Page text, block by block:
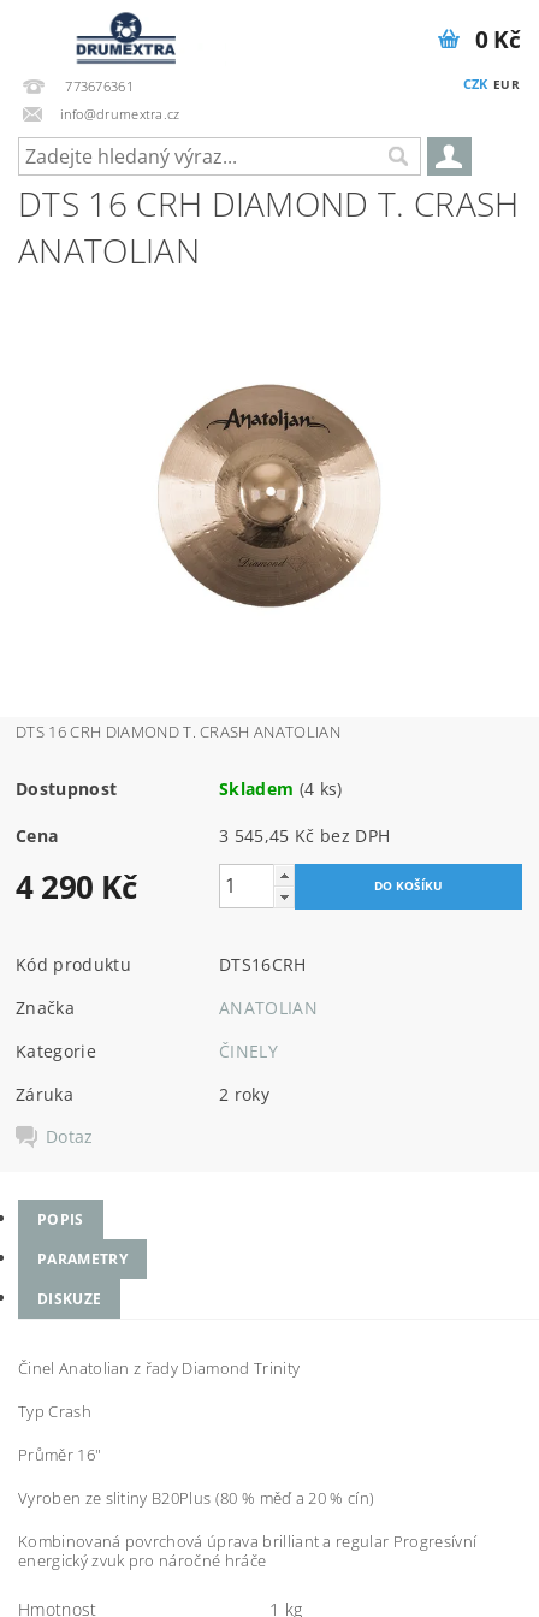
773676361
info@drumextra.cz
CZK EUR
0 Kč
DTS 16 CRH DIAMOND T. CRASH
ANATOLIAN
DTS 16 CRH DIAMOND T. CRASH ANATOLIAN
Dostupnost Skladem (4 ks)
Cena 3 545,45 Kč bez DPH
4 290 Kč
Kód produktu
DTS16CRH
Značka
ANATOLIAN
Kategorie
ČINELY
Záruka
2 roky
Dotaz
POPIS
PARAMETRY
DISKUZE
Činel Anatolian z řady Diamond Trinity
Typ Crash
Průměr 16"
Vyroben ze slitiny B20Plus (80 % měď a 20 % cín)
Kombinovaná povrchová úprava brilliant a regular Progresívní
energický zvuk pro náročné hráče
Hmotnost 1 kg